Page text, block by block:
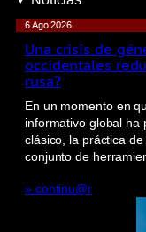
6 Ago 2026
Una crisis de
occidentales
rusa?
En un momento en
informativo global ha
clásico, la práctica
conjunto de
» continu@r